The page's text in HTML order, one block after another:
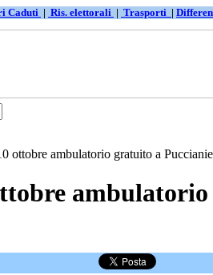
Caduti | Ris. elettorali | Trasporti |
ottobre ambulatorio gratuito a